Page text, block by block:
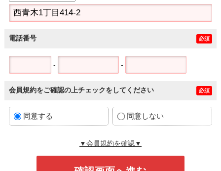
電話番号 必須
- -
会員規約をご確認の上チェックをしてください 必須
同意する 同意しない
▼会員規約を確認▼